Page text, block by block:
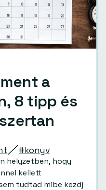
a
8 tipp és
#konyv
helyzetben, hogy
kellett
tudtad mibe kezdj